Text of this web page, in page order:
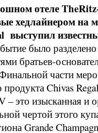
отеле
хедлайнером на
выступил
было
братьев-
части
продукта Chivas
– это изысканная и
чертой этого
Grande